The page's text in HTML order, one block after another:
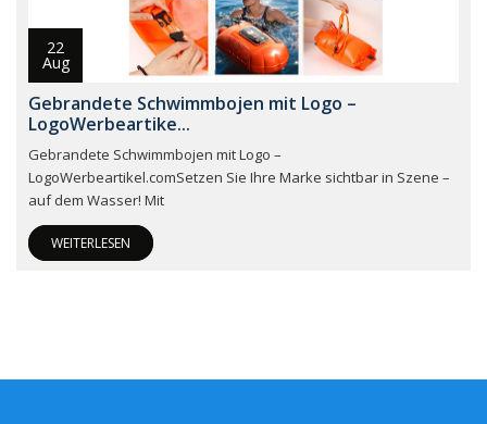
22
Aug
Gebrandete Schwimmbojen mit Logo –
LogoWerbeartike...
Gebrandete Schwimmbojen mit Logo –
LogoWerbeartikel.comSetzen Sie Ihre Marke sichtbar in Szene –
auf dem Wasser! Mit
WEITERLESEN